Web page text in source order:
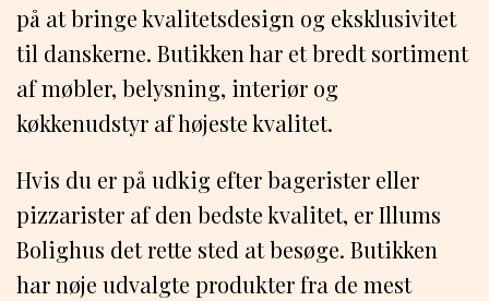
på at bringe kvalitetsdesign og eksklusivitet
til danskerne. Butikken har et bredt sortiment
af møbler, belysning, interiør og
køkkenudstyr af højeste kvalitet.
Hvis du er på udkig efter bagerister eller
pizzarister af den bedste kvalitet, er Illums
Bolighus det rette sted at besøge. Butikken
har nøje udvalgte produkter fra de mest